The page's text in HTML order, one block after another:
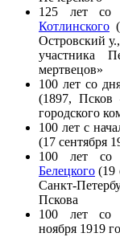
125 лет
Котлинского
Островский
участника
мертвецов»
100 лет со
(1897, Псков
городского
100 лет с
(17 сентября
100 лет
Белецкого (19
Санкт-
Пскова
100 лет со
ноября 1919